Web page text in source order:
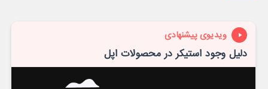
ویدیوی پیشنهادی
دلیل وجود استیکر در محصولات اپل